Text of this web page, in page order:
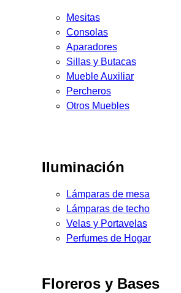
Mesitas
Consolas
Aparadores
Sillas y Butacas
Mueble Auxiliar
Percheros
Otros Muebles
Iluminación
Lámparas de mesa
Lámparas de techo
Velas y Portavelas
Perfumes de Hogar
Floreros y Bases